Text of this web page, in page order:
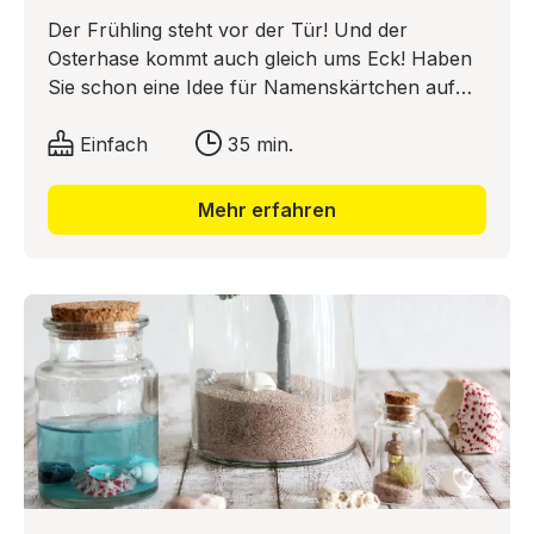
Der Frühling steht vor der Tür! Und der
Osterhase kommt auch gleich ums Eck! Haben
Sie schon eine Idee für Namenskärtchen auf
auf Briefen oder Geschenkverpackungen – ein
persönliche Ansprache. Scarlett von
schwimmende-schnäuzchen.de zeigt Ihnen
Einfach 35 min.
Mehr erfahren